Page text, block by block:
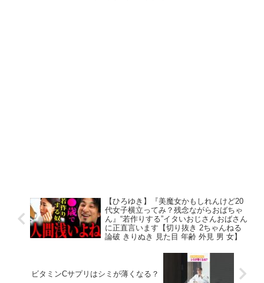
【ひろゆき】『美魔女かもしれんけど20
代女子横立ってみ？残念ながらおばちゃ
ん』“若作りする”イタいおじさんおばさん
に正直言います【切り抜き 2ちゃんねる
論破 きりぬき 見た目 年齢 外見 男 女】
ビタミンCサプリはシミが薄くなる？